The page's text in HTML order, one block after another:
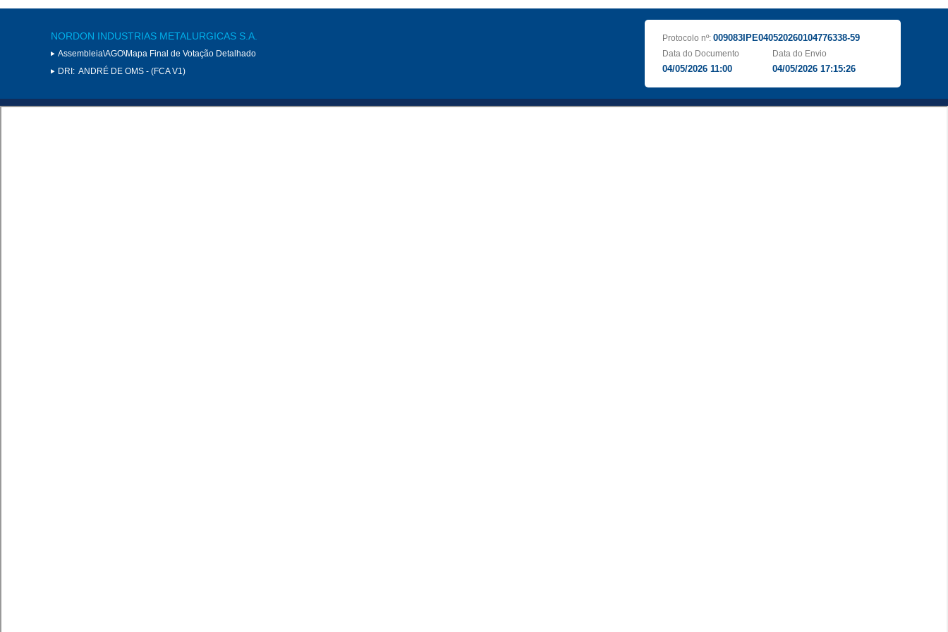
NORDON INDUSTRIAS METALURGICAS S.A.
Assembleia\AGO\Mapa Final de Votação Detalhado
DRI: ANDRÉ DE OMS - (FCA V1)
Protocolo nº: 009083IPE040520260104776338-59
Data do Documento
04/05/2026 11:00
Data do Envio
04/05/2026 17:15:26